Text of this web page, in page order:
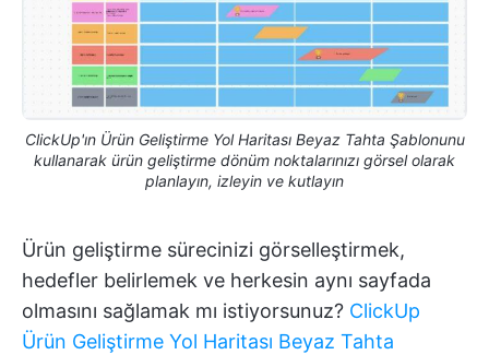
ClickUp'ın Ürün Geliştirme Yol Haritası Beyaz Tahta Şablonunu
kullanarak ürün geliştirme dönüm noktalarınızı görsel olarak
planlayın, izleyin ve kutlayın
Ürün geliştirme sürecinizi görselleştirmek,
hedefler belirlemek ve herkesin aynı sayfada
olmasını sağlamak mı istiyorsunuz? ClickUp
Ürün Geliştirme Yol Haritası Beyaz Tahta